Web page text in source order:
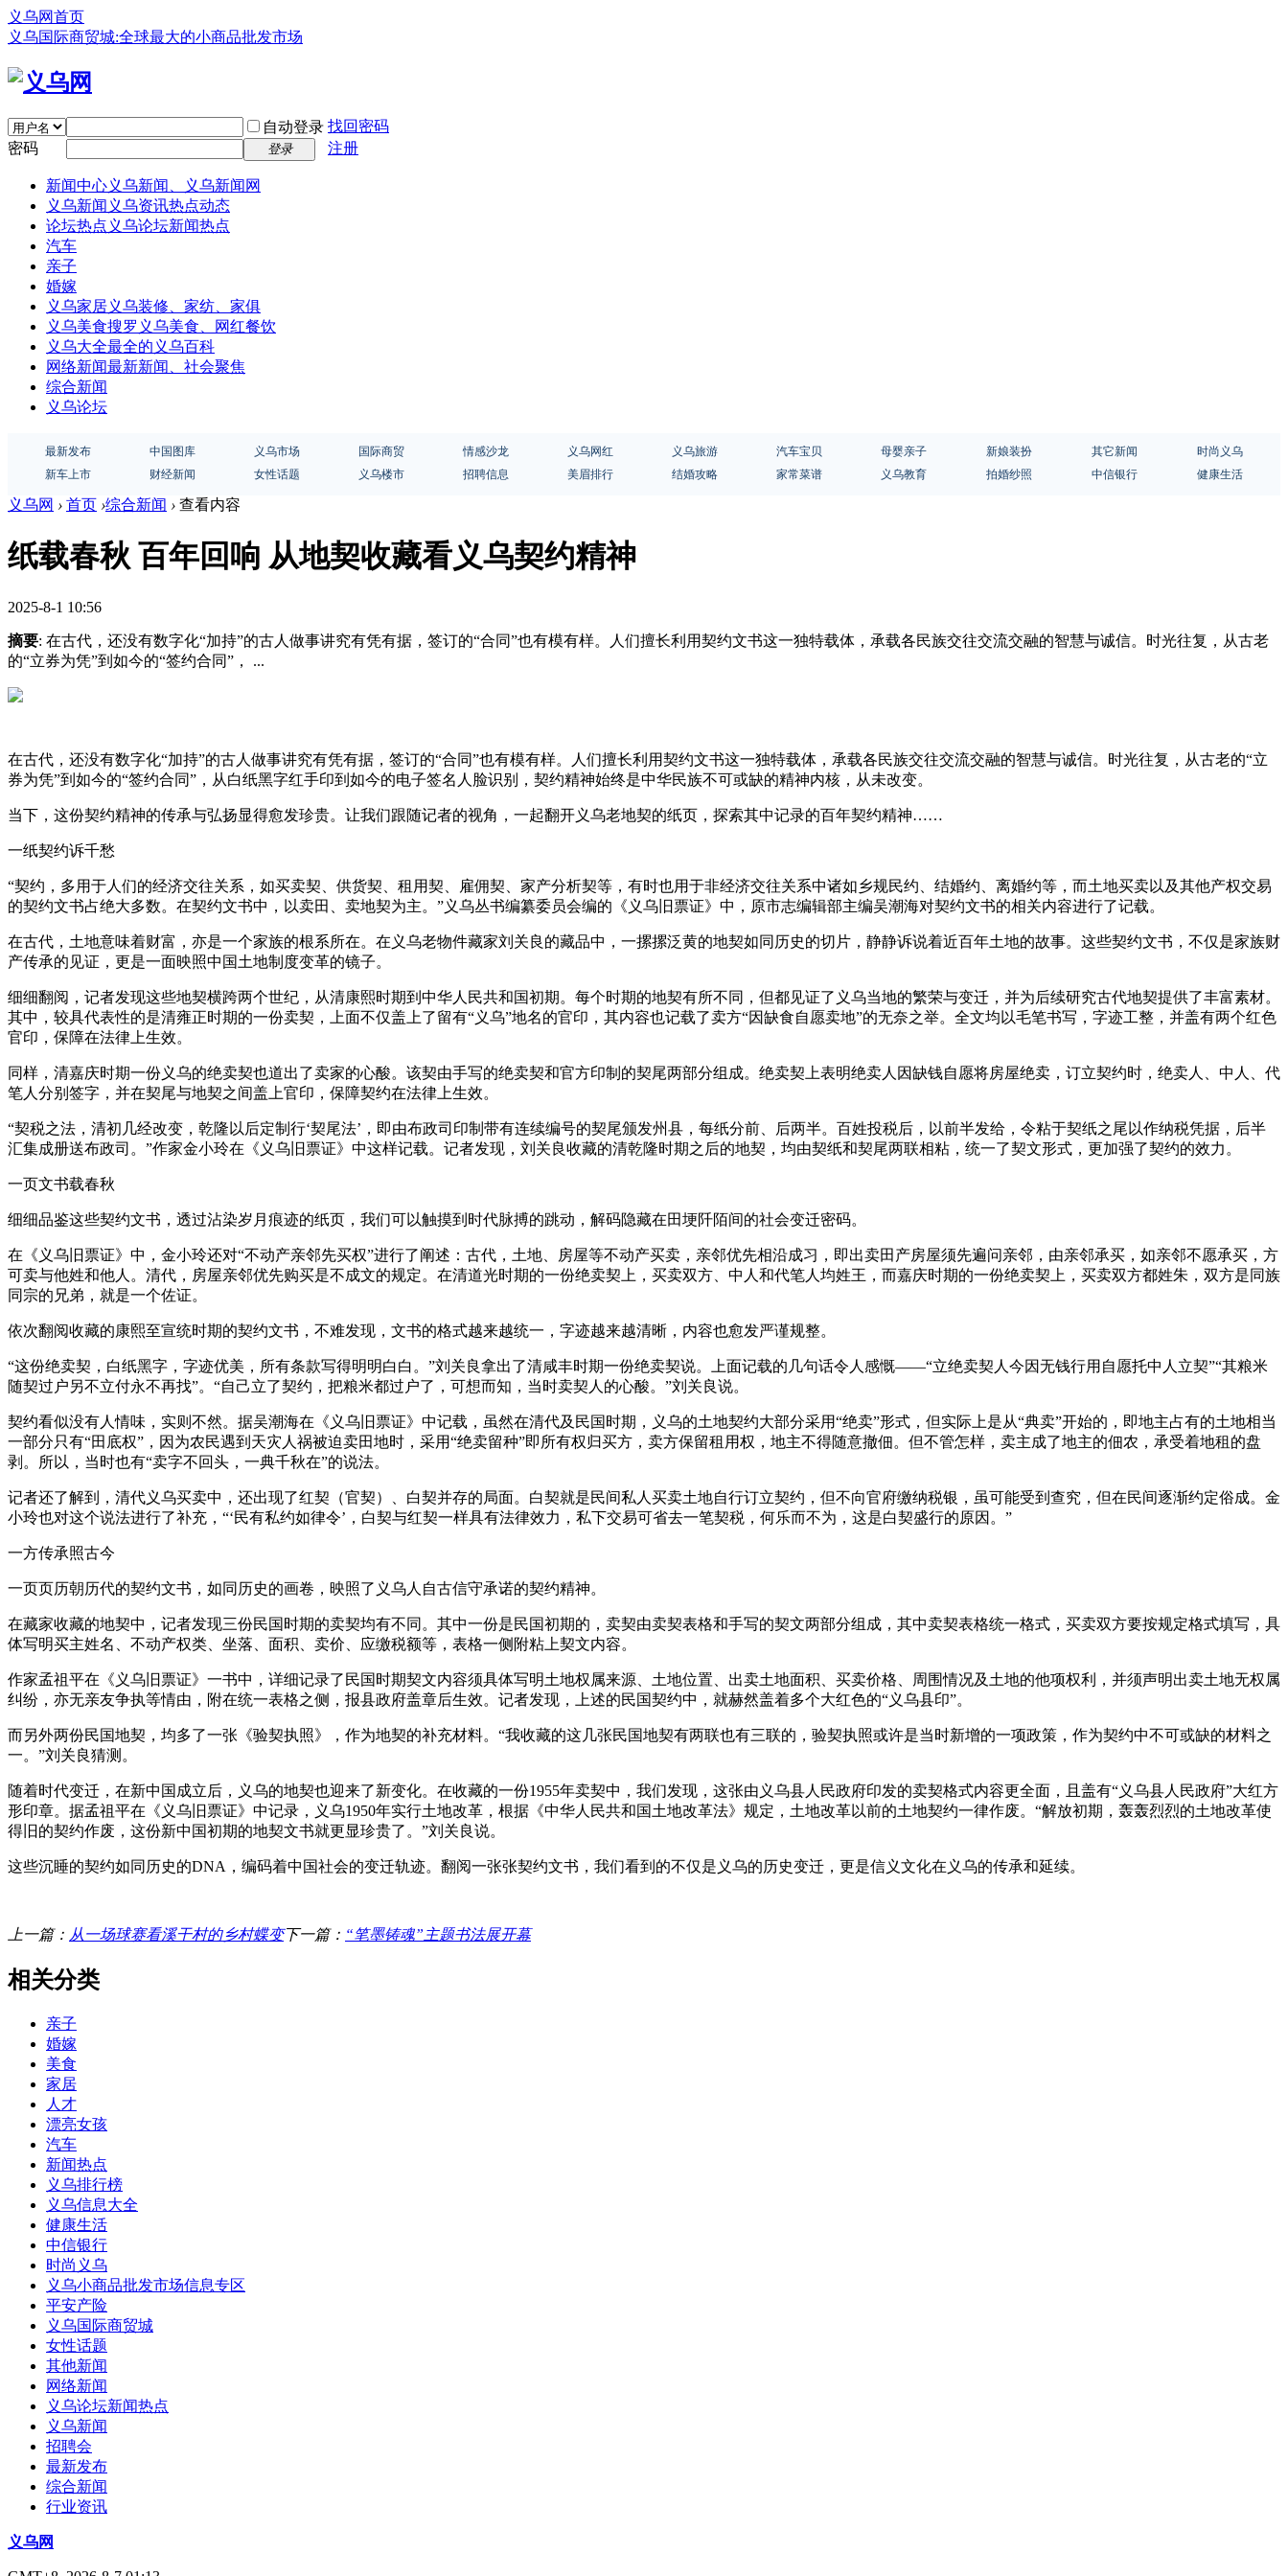
义乌网首页
义乌国际商贸城:全球最大的小商品批发市场
自动登录 找回密码
密码
登录 注册
新闻中心义乌新闻、义乌新闻网
义乌新闻 义乌资讯热点动态
论坛热点 义乌论坛新闻热点
汽车
亲子
婚嫁
义乌家居义乌装修、家纺、家俱
义乌美食搜罗义乌美食、网红餐饮
义乌大全最全的义乌百科
网络新闻最新新闻、社会聚焦
综合新闻
义乌论坛
最新发布 中国图库 义乌市场 国际商贸 情感沙龙 义乌网红 义乌旅游 汽车宝贝 母婴亲子 新娘装扮 其它新闻
时尚义乌
新车上市
财经新闻 女性话题 义乌楼市 招聘信息 美眉排行 结婚攻略 家常菜谱 义乌教育 拍婚纱照 中信银行 健康生活
义乌网 › 首页 ›综合新闻 › 查看内容
纸载春秋 百年回响 从地契收藏看义乌契约精神
2025-8-1 10:56
摘要: 在古代，还没有数字化“加持”的古人做事讲究有凭有据，签订的“合同”也有模有样。人们擅长利用契约文书这一独特载体，承载各民族交往交流交融的智慧与诚信。时光往复，从古老
的“立券为凭”到如今的“签约合同”， ...
在古代，还没有数字化“加持”的古人做事讲究有凭有据，签订的“合同”也有模有样。人们擅长利用契约文书这一独特载体，承载各民族交往交流交融的智慧与诚信。时光往复，从古老的“立
券为凭”到如今的“签约合同”，从白纸黑字红手印到如今的电子签名人脸识别，契约精神始终是中华民族不可或缺的精神内核，从未改变。
当下，这份契约精神的传承与弘扬显得愈发珍贵。让我们跟随记者的视角，一起翻开义乌老地契的纸页，探索其中记录的百年契约精神……
一纸契约诉千愁
“契约，多用于人们的经济交往关系，如买卖契、供货契、租用契、雇佣契、家产分析契等，有时也用于非经济交往关系中诸如乡规民约、结婚约、离婚约等，而土地买卖以及其他产权交易
的契约文书占绝大多数。在契约文书中，以卖田、卖地契为主。”义乌丛书编纂委员会编的《义乌旧票证》中，原市志编辑部主编吴潮海对契约文书的相关内容进行了记载。
在古代，土地意味着财富，亦是一个家族的根系所在。在义乌老物件藏家刘关良的藏品中，一摞摞泛黄的地契如同历史的切片，静静诉说着近百年土地的故事。这些契约文书，不仅是家族财
产传承的见证，更是一面映照中国土地制度变革的镜子。
细细翻阅，记者发现这些地契横跨两个世纪，从清康熙时期到中华人民共和国初期。每个时期的地契有所不同，但都见证了义乌当地的繁荣与变迁，并为后续研究古代地契提供了丰富素材。
其中，较具代表性的是清雍正时期的一份卖契，上面不仅盖上了留有“义乌”地名的官印，其内容也记载了卖方“因缺食自愿卖地”的无奈之举。全文均以毛笔书写，字迹工整，并盖有两个红色
官印，保障在法律上生效。
同样，清嘉庆时期一份义乌的绝卖契也道出了卖家的心酸。该契由手写的绝卖契和官方印制的契尾两部分组成。绝卖契上表明绝卖人因缺钱自愿将房屋绝卖，订立契约时，绝卖人、中人、代
笔人分别签字，并在契尾与地契之间盖上官印，保障契约在法律上生效。
“契税之法，清初几经改变，乾隆以后定制行‘契尾法’，即由布政司印制带有连续编号的契尾颁发州县，每纸分前、后两半。百姓投税后，以前半发给，令粘于契纸之尾以作纳税凭据，后半
汇集成册送布政司。”作家金小玲在《义乌旧票证》中这样记载。记者发现，刘关良收藏的清乾隆时期之后的地契，均由契纸和契尾两联相粘，统一了契文形式，更加强了契约的效力。
一页文书载春秋
细细品鉴这些契约文书，透过沾染岁月痕迹的纸页，我们可以触摸到时代脉搏的跳动，解码隐藏在田埂阡陌间的社会变迁密码。
在《义乌旧票证》中，金小玲还对“不动产亲邻先买权”进行了阐述：古代，土地、房屋等不动产买卖，亲邻优先相沿成习，即出卖田产房屋须先遍问亲邻，由亲邻承买，如亲邻不愿承买，方
可卖与他姓和他人。清代，房屋亲邻优先购买是不成文的规定。在清道光时期的一份绝卖契上，买卖双方、中人和代笔人均姓王，而嘉庆时期的一份绝卖契上，买卖双方都姓朱，双方是同族
同宗的兄弟，就是一个佐证。
依次翻阅收藏的康熙至宣统时期的契约文书，不难发现，文书的格式越来越统一，字迹越来越清晰，内容也愈发严谨规整。
“这份绝卖契，白纸黑字，字迹优美，所有条款写得明明白白。”刘关良拿出了清咸丰时期一份绝卖契说。上面记载的几句话令人感慨——“立绝卖契人今因无钱行用自愿托中人立契”“其粮米
随契过户另不立付永不再找”。“自己立了契约，把粮米都过户了，可想而知，当时卖契人的心酸。”刘关良说。
契约看似没有人情味，实则不然。据吴潮海在《义乌旧票证》中记载，虽然在清代及民国时期，义乌的土地契约大部分采用“绝卖”形式，但实际上是从“典卖”开始的，即地主占有的土地相当
一部分只有“田底权”，因为农民遇到天灾人祸被迫卖田地时，采用“绝卖留种”即所有权归买方，卖方保留租用权，地主不得随意撤佃。但不管怎样，卖主成了地主的佃农，承受着地租的盘
剥。所以，当时也有“卖字不回头，一典千秋在”的说法。
记者还了解到，清代义乌买卖中，还出现了红契（官契）、白契并存的局面。白契就是民间私人买卖土地自行订立契约，但不向官府缴纳税银，虽可能受到查究，但在民间逐渐约定俗成。金
小玲也对这个说法进行了补充，“‘民有私约如律令’，白契与红契一样具有法律效力，私下交易可省去一笔契税，何乐而不为，这是白契盛行的原因。”
一方传承照古今
一页页历朝历代的契约文书，如同历史的画卷，映照了义乌人自古信守承诺的契约精神。
在藏家收藏的地契中，记者发现三份民国时期的卖契均有不同。其中一份是民国初期的，卖契由卖契表格和手写的契文两部分组成，其中卖契表格统一格式，买卖双方要按规定格式填写，具
体写明买主姓名、不动产权类、坐落、面积、卖价、应缴税额等，表格一侧附粘上契文内容。
作家孟祖平在《义乌旧票证》一书中，详细记录了民国时期契文内容须具体写明土地权属来源、土地位置、出卖土地面积、买卖价格、周围情况及土地的他项权利，并须声明出卖土地无权属
纠纷，亦无亲友争执等情由，附在统一表格之侧，报县政府盖章后生效。记者发现，上述的民国契约中，就赫然盖着多个大红色的“义乌县印”。
而另外两份民国地契，均多了一张《验契执照》，作为地契的补充材料。“我收藏的这几张民国地契有两联也有三联的，验契执照或许是当时新增的一项政策，作为契约中不可或缺的材料之
一。”刘关良猜测。
随着时代变迁，在新中国成立后，义乌的地契也迎来了新变化。在收藏的一份1955年卖契中，我们发现，这张由义乌县人民政府印发的卖契格式内容更全面，且盖有“义乌县人民政府”大红方
形印章。据孟祖平在《义乌旧票证》中记录，义乌1950年实行土地改革，根据《中华人民共和国土地改革法》规定，土地改革以前的土地契约一律作废。“解放初期，轰轰烈烈的土地改革使
得旧的契约作废，这份新中国初期的地契文书就更显珍贵了。”刘关良说。
这些沉睡的契约如同历史的DNA，编码着中国社会的变迁轨迹。翻阅一张张契约文书，我们看到的不仅是义乌的历史变迁，更是信义文化在义乌的传承和延续。
上一篇： 从一场球赛看溪干村的乡村蝶变下一篇： “笔墨铸魂”主题书法展开幕
相关分类
亲子
婚嫁
美食
家居
人才
漂亮女孩
汽车
新闻热点
义乌排行榜
义乌信息大全
健康生活
中信银行
时尚义乌
义乌小商品批发市场信息专区
平安产险
义乌国际商贸城
女性话题
其他新闻
网络新闻
义乌论坛新闻热点
义乌新闻
招聘会
最新发布
综合新闻
行业资讯
义乌网